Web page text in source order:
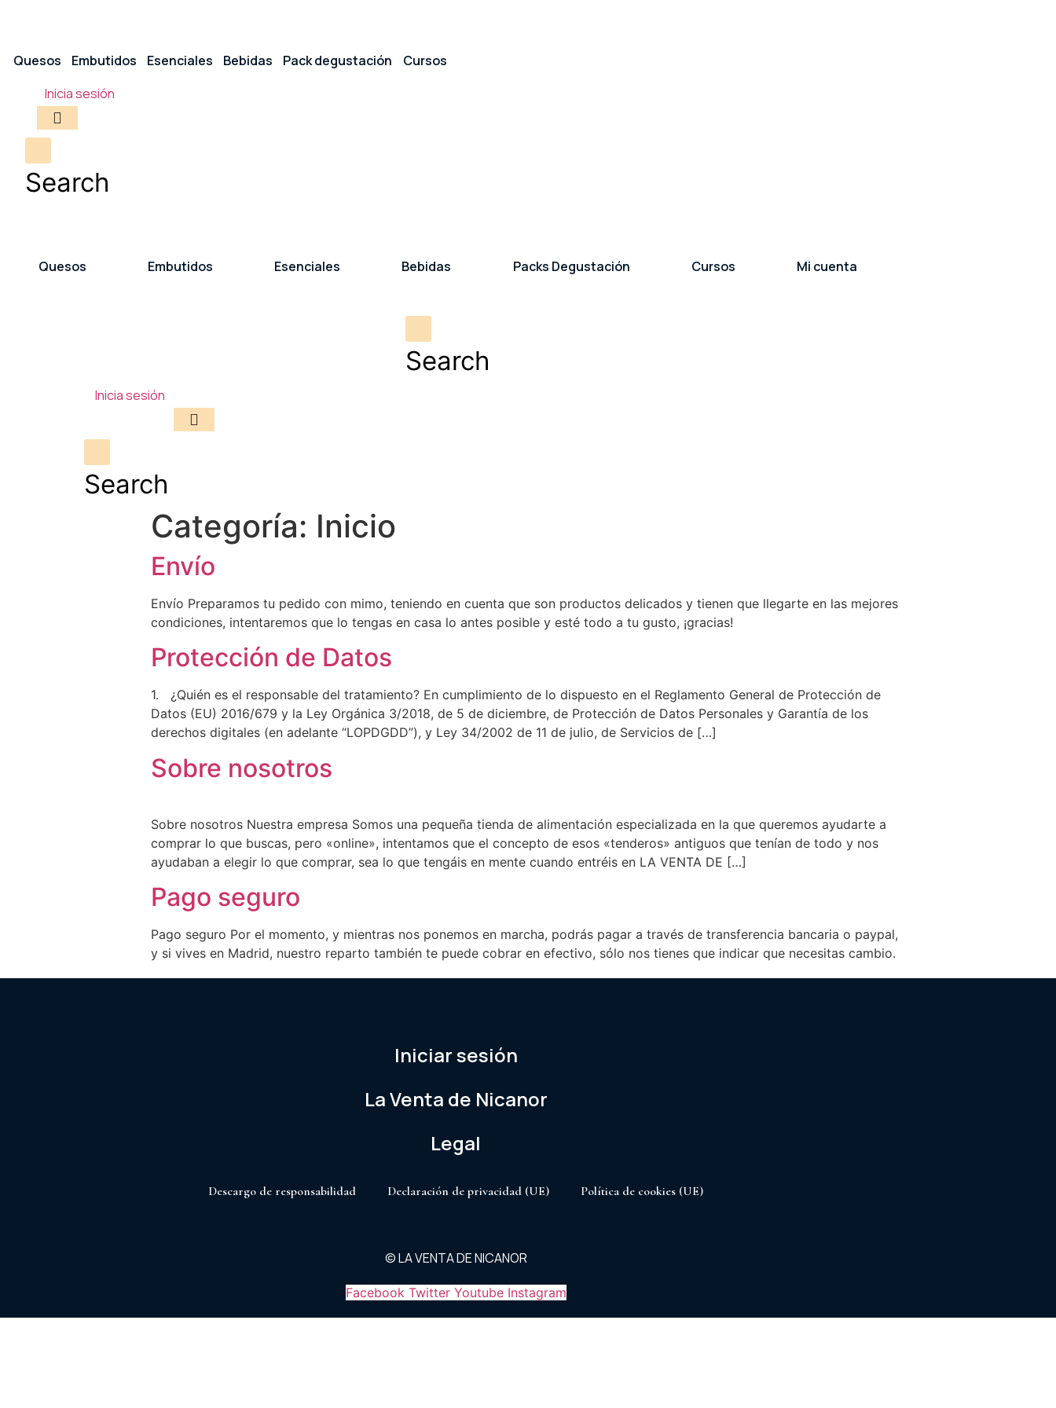
Quesos Embutidos Esenciales Bebidas Pack degustación
Cursos
Inicia sesión
Search
Quesos Embutidos Esenciales Bebidas Packs Degustación Cursos Mi cuenta
Search
Inicia sesión
Search
Categoría: Inicio
Envío
Envío Preparamos tu pedido con mimo, teniendo en cuenta que son productos delicados y tienen que llegarte en las mejores
condiciones, intentaremos que lo tengas en casa lo antes posible y esté todo a tu gusto, ¡gracias!
Protección de Datos
1. ¿Quién es el responsable del tratamiento? En cumplimiento de lo dispuesto en el Reglamento General de Protección de
Datos (EU) 2016/679 y la Ley Orgánica 3/2018, de 5 de diciembre, de Protección de Datos Personales y Garantía de los
derechos digitales (en adelante “LOPDGDD”), y Ley 34/2002 de 11 de julio, de Servicios de […]
Sobre nosotros
Sobre nosotros Nuestra empresa Somos una pequeña tienda de alimentación especializada en la que queremos ayudarte a
comprar lo que buscas, pero «online», intentamos que el concepto de esos «tenderos» antiguos que tenían de todo y nos
ayudaban a elegir lo que comprar, sea lo que tengáis en mente cuando entréis en LA VENTA DE […]
Pago seguro
Pago seguro Por el momento, y mientras nos ponemos en marcha, podrás pagar a través de transferencia bancaria o paypal,
y si vives en Madrid, nuestro reparto también te puede cobrar en efectivo, sólo nos tienes que indicar que necesitas cambio.
Iniciar sesión
La Venta de Nicanor
Legal
Descargo de responsabilidad Declaración de privacidad (UE) Política de cookies (UE)
© LA VENTA DE NICANOR
Facebook Twitter Youtube Instagram